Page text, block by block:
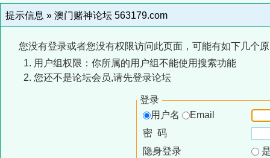
提示信息 » 澳门赌神论坛 563179.com
您没有登录或者您没有权限访问此页面，可能有如下几个
用户组权限：你所属的用户组不能使用搜索功能
您还不是论坛会员,请先登录论坛
登录
用户名
Email
密 码
隐身登录